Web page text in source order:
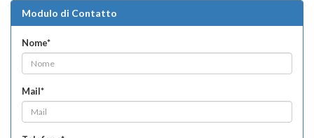
Modulo di Contatto
Nome*
Mail*